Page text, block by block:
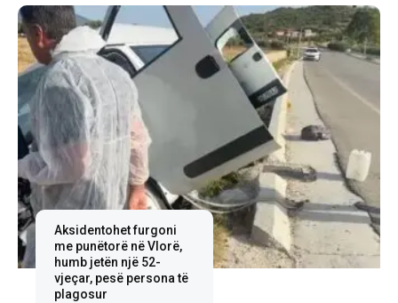
Aksidentohet furgoni
me punëtorë në Vlorë,
humb jetën një 52-
vjeçar, pesë persona të
plagosur